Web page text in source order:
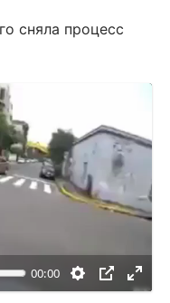
сняла процесс
00:00